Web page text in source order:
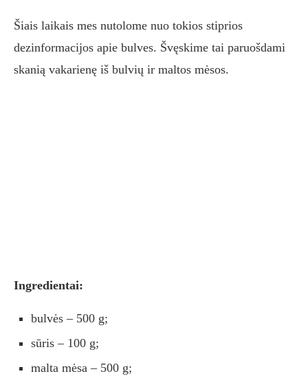
Šiais laikais mes nutolome nuo tokios stiprios
dezinformacijos apie bulves. Švęskime tai paruošdami
skanią vakarienę iš bulvių ir maltos mėsos.
Ingredientai:
bulvės – 500 g;
sūris – 100 g;
malta mėsa – 500 g;